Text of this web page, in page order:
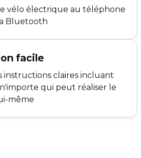
vélo électrique au téléphone
Bluetooth
facile
instructions claires incluant
qui peut réaliser le
même